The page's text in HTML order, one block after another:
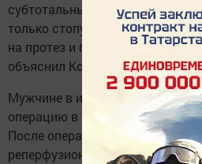
субтотальным поражением
только стопу. Через месяц или
на протез и будет адекватно
объяснил Корейба.
Мужчине в июне 2017 года
операцию в РКБ, где ему
После операции у пациента
реперфузионный синдром (это